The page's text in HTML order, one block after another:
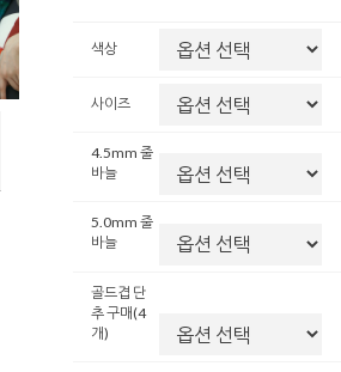
색상
사이즈
4.5mm 줄
바늘
5.0mm 줄
바늘
골드겹 단
추 구매(4
개)